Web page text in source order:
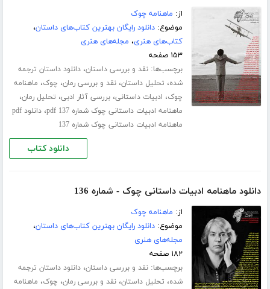
از: ماهنامه چوک
موضوع:دانلود رایگان بهترین کتاب‌های داستان،
کتاب‌های هنری، مجله‌های هنری
۱۵۳ صفحه
برچسب‌ها:نقد و بررسی داستان،دانلود داستان ترجمه
شده، تحلیل داستان،نقد و بررسی رمان، چوک، ماهنامه
چوک، ادبیات داستانی،بررسی آثار ادبی، تحلیل رمان،
ماهنامه ادبیات داستانی چوک شماره 137 pdf ،
دانلود pdf
ماهنامه ادبیات داستانی چوک شماره 137
دانلود کتاب
دانلود ماهنامه ادبیات داستانی چوک - شماره 136
از: ماهنامه چوک
موضوع:دانلود رایگان بهترین کتاب‌های داستان،
مجله‌های هنری
۱۸۲ صفحه
برچسب‌ها:نقد و بررسی داستان،دانلود داستان ترجمه
شده، تحلیل داستان،نقد و بررسی رمان، چوک، ماهنامه